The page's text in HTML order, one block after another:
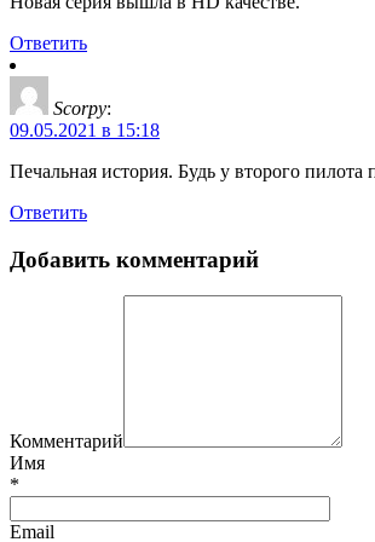
Ответить
Scorpy:
09.05.2021 в 15:18
Печальная история. Будь у второго
Ответить
Добавить комментарий
Комментарий
Имя
*
Email